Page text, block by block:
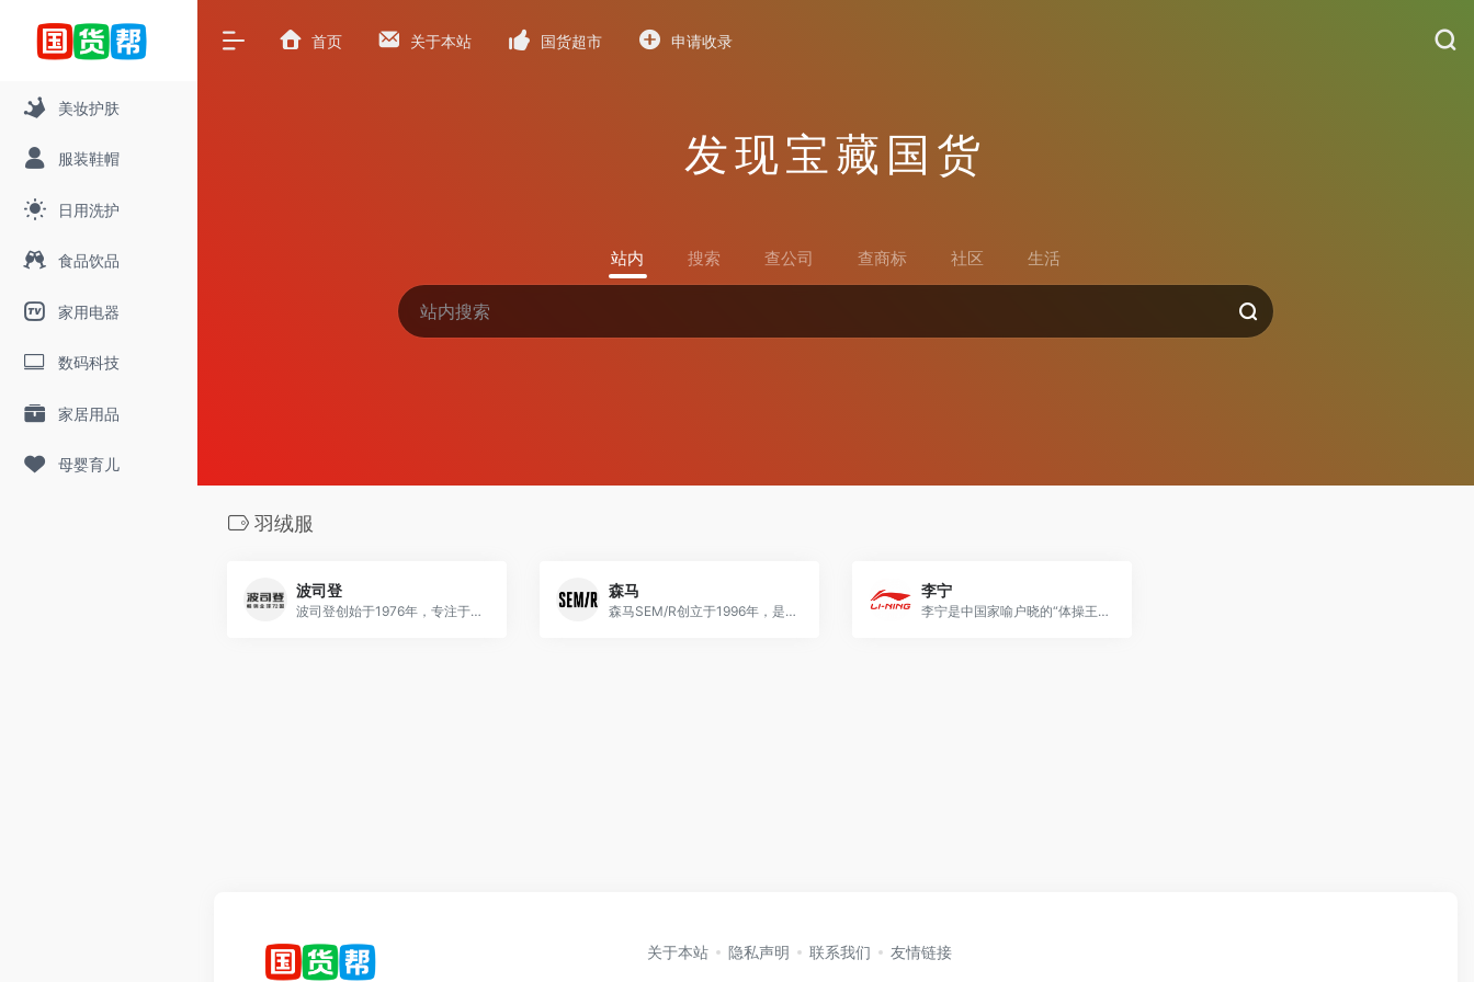
美妆护肤
服装鞋帽
日用洗护
食品饮品
家用电器
数码科技
家居用品
母婴育儿
首页 关于本站 国货超市 申请收录
发现宝藏国货
站内 搜索 查公司 查商标 社区 生活
羽绒服
波司登
波司登创始于1976年，专注于羽绒服研发、设计、制作，是国内兼具大规模及先进生产设备的品牌羽绒服生产商。产品涵盖男士羽绒服、女士羽绒服、儿童羽绒服等产品。
森马
森马SEM/R创立于1996年，是市场领先的国民生活时尚品牌，持续为中国新时代青年提供多场景穿搭，高品质，高性价比的服饰产品
李宁
李宁是中国家喻户晓的“体操王子”李宁先生创立的体育用品品牌。经过二十多年的探索，李宁公司已逐步成为代表中国的、国际领先的运动品牌公司。
关于本站 隐私声明 联系我们 友情链接